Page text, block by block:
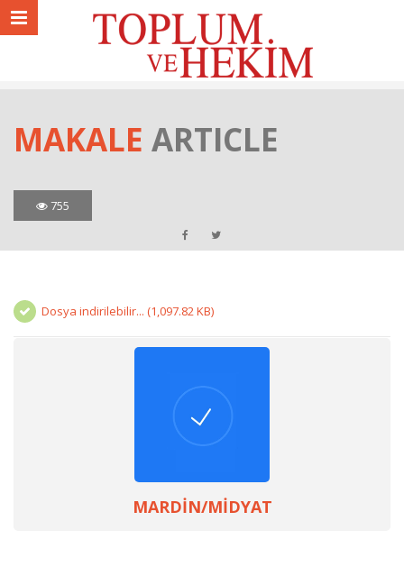
MAKALE ARTICLE
755
Dosya indirilebilir... (1,097.82 KB)
MARDİN/MİDYAT